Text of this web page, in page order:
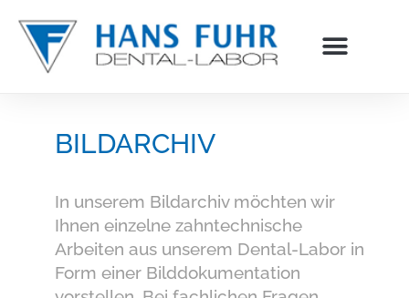
springen
BILDARCHIV
In unserem Bildarchiv möchten wir
Ihnen einzelne zahntechnische
Arbeiten aus unserem Dental-Labor in
Form einer Bilddokumentation